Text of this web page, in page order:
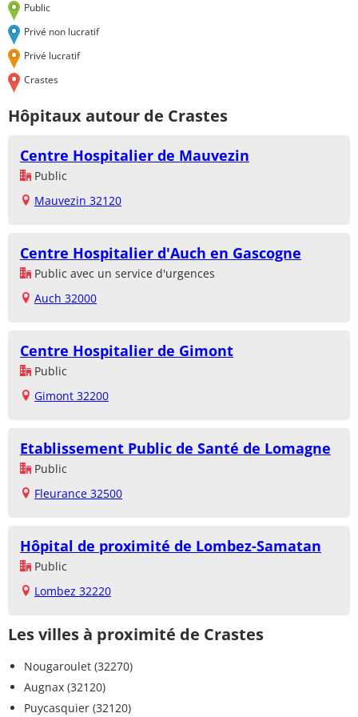
Public
Privé non lucratif
Privé lucratif
Crastes
Hôpitaux autour de Crastes
Centre Hospitalier de Mauvezin
Public
Mauvezin 32120
Centre Hospitalier d'Auch en Gascogne
Public avec un service d'urgences
Auch 32000
Centre Hospitalier de Gimont
Public
Gimont 32200
Etablissement Public de Santé de Lomagne
Public
Fleurance 32500
Hôpital de proximité de Lombez-Samatan
Public
Lombez 32220
Les villes à proximité de Crastes
Nougaroulet (32270)
Augnax (32120)
Puycasquier (32120)